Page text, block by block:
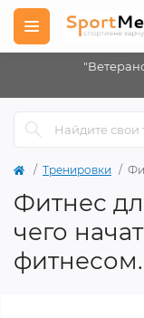
Тренировки
Фитнес
чего
фитнесом.